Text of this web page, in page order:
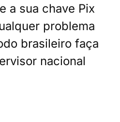
a sua chave Pix
problema
brasileiro faça
nacional